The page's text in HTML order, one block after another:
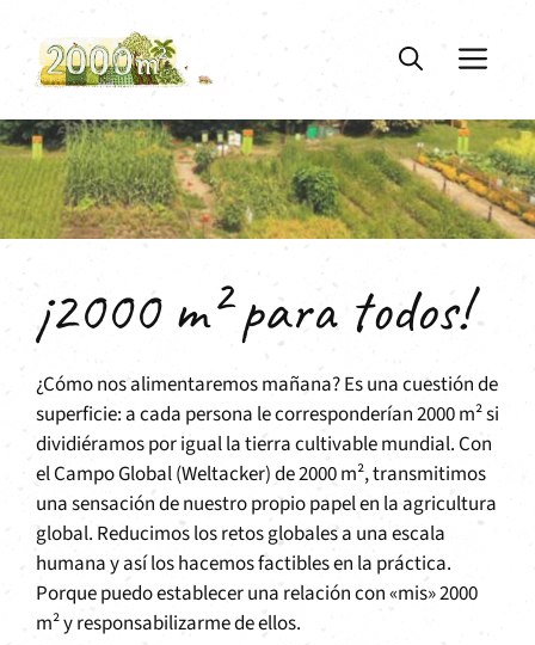
contenido
¡2000 m² para todos!
¿Cómo nos alimentaremos mañana? Es una cuestión de
superficie: a cada persona le corresponderían 2000 m² si
dividiéramos por igual la tierra cultivable mundial. Con
el Campo Global (Weltacker) de 2000 m², transmitimos
una sensación de nuestro propio papel en la agricultura
global. Reducimos los retos globales a una escala
humana y así los hacemos factibles en la práctica.
Porque puedo establecer una relación con «mis» 2000
m² y responsabilizarme de ellos.